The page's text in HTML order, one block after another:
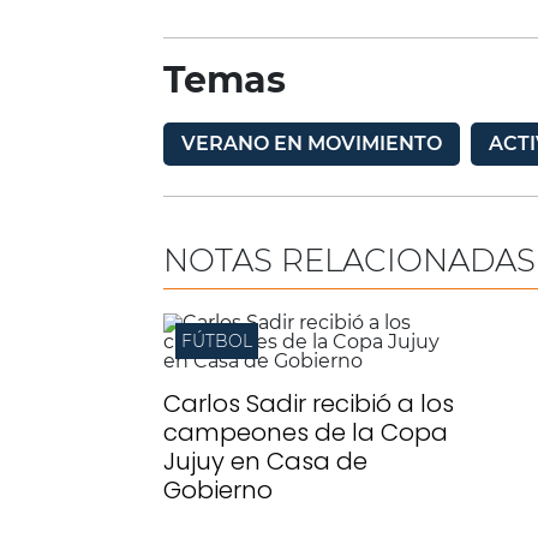
Temas
VERANO EN MOVIMIENTO
NOTAS RELACIONADAS
FÚTBOL
Carlos Sadir recibió a los
campeones de la Copa
Jujuy en Casa de
Gobierno